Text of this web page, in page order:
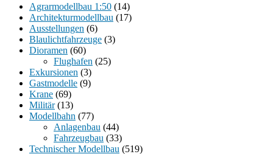
Agrarmodellbau 1:50 (14)
Architekturmodellbau (17)
Ausstellungen (6)
Blaulichtfahrzeuge (3)
Dioramen (60)
Flughafen (25)
Exkursionen (3)
Gastmodelle (9)
Krane (69)
Militär(13)
Modellbahn (77)
Anlagenbau (44)
Fahrzeugbau (33)
Technischer Modellbau (519)